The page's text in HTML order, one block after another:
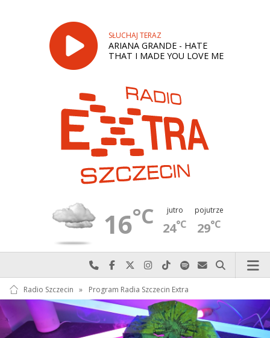
SŁUCHAJ TERAZ
ARIANA GRANDE - HATE
THAT I MADE YOU LOVE ME
16°C jutro
24°C
pojutrze
29°C
Najlepiej po prostu do nas zadzwoń
Odwiedź nas na Facebook-u
Odwiedź nas na X
Odwiedź nas na Instagram-ie
Odwiedź nas na TikTok-u
Szukaj nas na Spotify
Wyślij do nas
Szukaj
Radio Szczecin » Program Radia Szczecin Extra